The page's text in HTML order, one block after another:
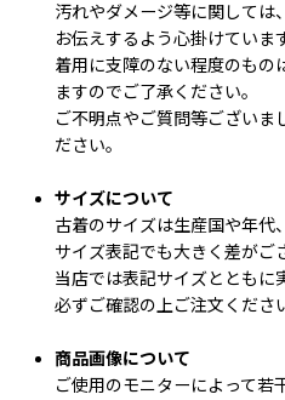
汚れやダメージ等に関しては
お伝えするよう心掛けていま
着用に支障のない程度のもの
ますのでご了承ください。
ご不明点やご質問等ございま
ださい。
サイズについて
古着のサイズは生産国や年代
サイズ表記でも大きく差がご
当店では表記サイズとともに
必ずご確認の上ご注文くださ
商品画像について
ご使用のモニターによって若